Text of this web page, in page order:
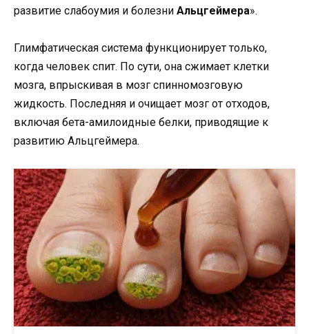
развитие слабоумия и болезни Альцгеймера».
Глимфатическая система функционирует только,
когда человек спит. По сути, она сжимает клетки
мозга, впрыскивая в мозг спинномозговую
жидкость. Последняя и очищает мозг от отходов,
включая бета-амилоидные белки, приводящие к
развитию Альцгеймера.